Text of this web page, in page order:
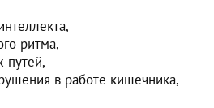
ритма,
путей,
в работе кишечника,